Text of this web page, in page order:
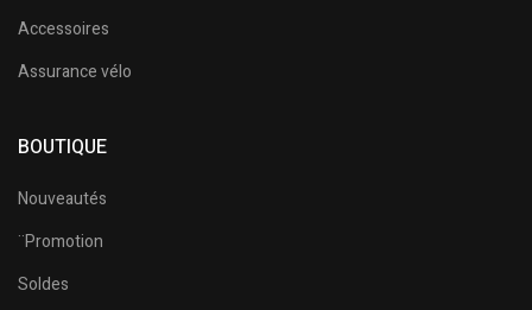
Accessoires
Assurance vélo
BOUTIQUE
Nouveautés
¨Promotion
Soldes